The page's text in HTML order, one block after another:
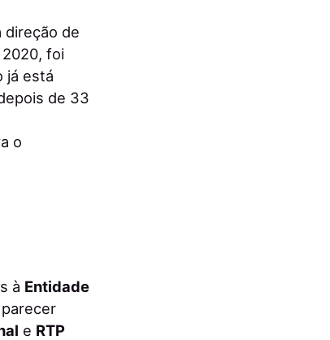
direção de
foi
já está
de 33
o
à Entidade
e RTP